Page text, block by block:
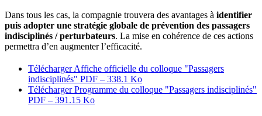
Dans tous les cas, la compagnie trouvera des avantages à identifier
puis adopter une stratégie globale de prévention des passagers
indisciplinés / perturbateurs. La mise en cohérence de ces actions
permettra d’en augmenter l’efficacité.
Télécharger Affiche officielle du colloque "Passagers
indisciplinés" PDF – 338.1 Ko
Télécharger Programme du colloque "Passagers indisciplinés"
PDF – 391.15 Ko